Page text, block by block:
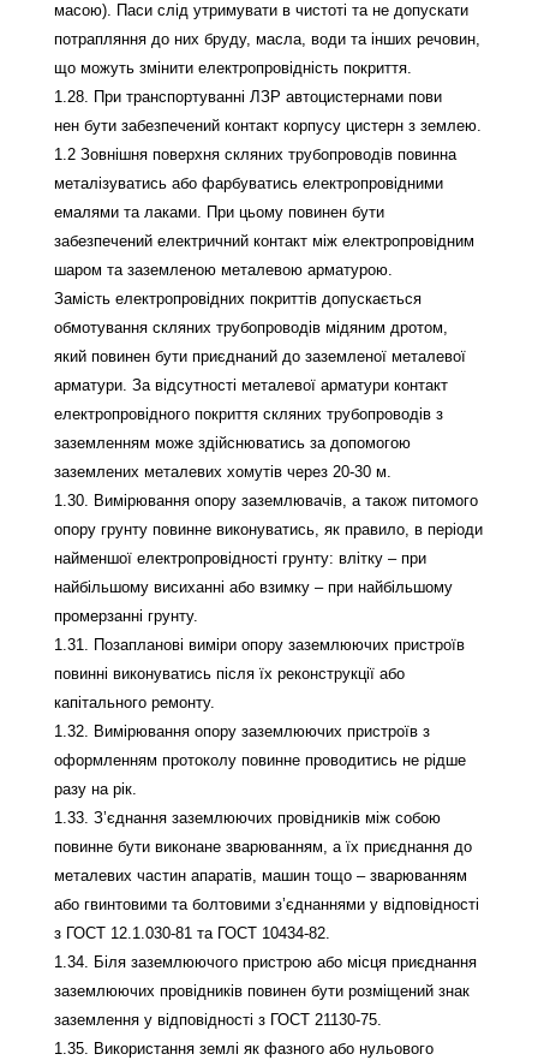
масою). Паси слід утримувати в чистоті та не допускати
потрапляння до них бруду, масла, води та інших речовин,
що можуть змінити електропровідність покриття.
1.28. При транспортуванні ЛЗР автоцистернами пови
нен бути забезпечений контакт корпусу цистерн з землею.
1.2 Зовнішня поверхня скляних трубопроводів повинна
металізуватись або фарбуватись електропровідними
емалями та лаками. При цьому повинен бути
забезпечений електричний контакт між електропровідним
шаром та заземленою металевою арматурою.
Замість електропровідних покриттів допускається
обмотування скляних трубопроводів мідяним дротом,
який повинен бути приєднаний до заземленої металевої
арматури. За відсутності металевої арматури контакт
електропровідного покриття скляних трубопроводів з
заземленням може здійснюватись за допомогою
заземлених металевих хомутів через 20-30 м.
1.30. Вимірювання опору заземлювачів, а також питомого
опору грунту повинне виконуватись, як правило, в періоди
найменшої електропровідності грунту: влітку – при
найбільшому висиханні або взимку – при найбільшому
промерзанні грунту.
1.31. Позапланові виміри опору заземлюючих пристроїв
повинні виконуватись після їх реконструкції або
капітального ремонту.
1.32. Вимірювання опору заземлюючих пристроїв з
оформленням протоколу повинне проводитись не рідше
разу на рік.
1.33. З’єднання заземлюючих провідників між собою
повинне бути виконане зварюванням, а їх приєднання до
металевих частин апаратів, машин тощо – зварюванням
або гвинтовими та болтовими з’єднаннями у відповідності
з ГОСТ 12.1.030-81 та ГОСТ 10434-82.
1.34. Біля заземлюючого пристрою або місця приєднання
заземлюючих провідників повинен бути розміщений знак
заземлення у відповідності з ГОСТ 21130-75.
1.35. Використання землі як фазного або нульового